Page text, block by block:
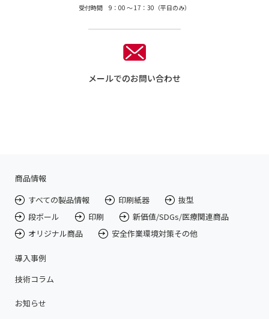
受付時間 9：00 〜 17：30（平日のみ）
メールでのお問い合わせ
商品情報
すべての製品情報
印刷紙器
抜型
段ボール
印刷
新価値/SDGs/医療関連商品
オリジナル商品
安全作業環境対策その他
導入事例
技術コラム
お知らせ